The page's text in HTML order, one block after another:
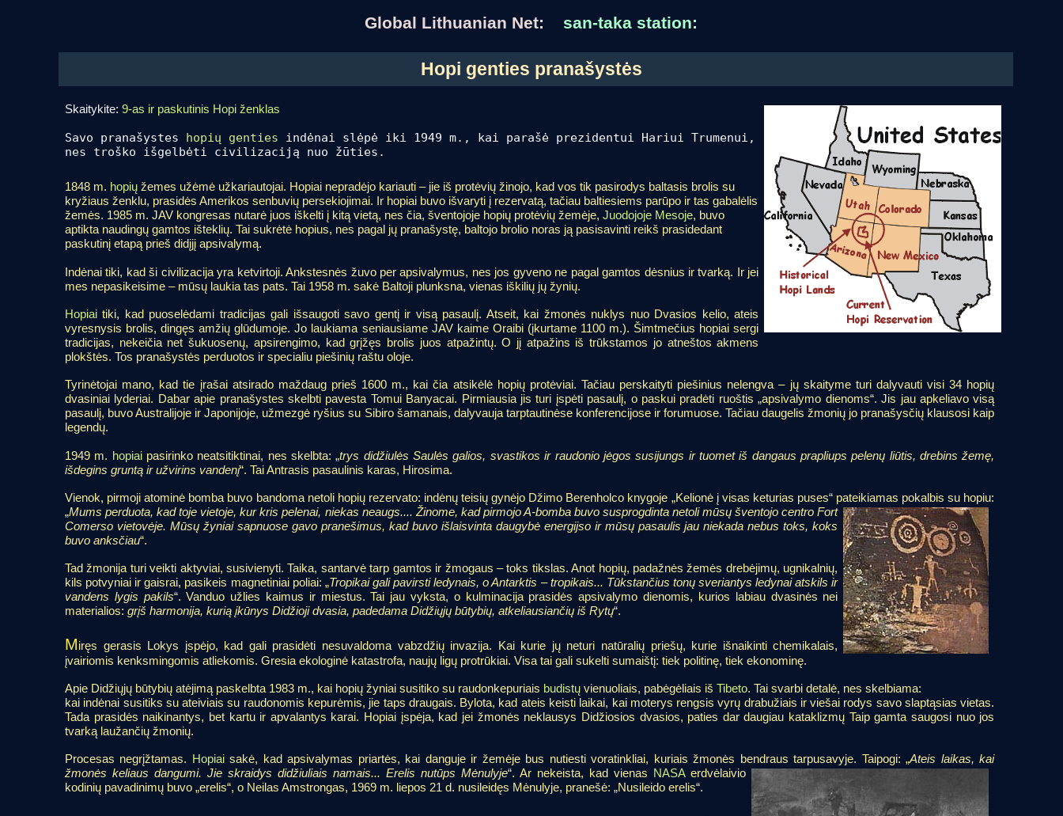
Global Lithuanian Net: san-taka station:
Hopi genties pranašystės
Skaitykite: 9-as ir paskutinis Hopi ženklas
Savo pranašystes hopių genties indėnai slėpė iki 1949 m., kai parašė prezidentui Hariui Trumenui,
nes troško išgelbėti civilizaciją nuo žūties.
1848 m. hopių žemes užėmė užkariautojai. Hopiai nepradėjo kariauti – jie iš protėvių žinojo, kad vos tik pasirodys baltasis brolis su
kryžiaus ženklu, prasidės Amerikos senbuvių persekiojimai. Ir hopiai buvo išvaryti į rezervatą, tačiau baltiesiems parūpo ir tas gabalėlis
žemės. 1985 m. JAV kongresas nutarė juos iškelti į kitą vietą, nes čia, šventojoje hopių protėvių žemėje, Juodojoje Mesoje, buvo
aptikta naudingų gamtos išteklių. Tai sukrėtė hopius, nes pagal jų pranašystę, baltojo brolio noras ją pasisavinti reikš prasidedant
paskutinį etapą prieš didįjį apsivalymą.
Indėnai tiki, kad ši civilizacija yra ketvirtoji. Ankstesnės žuvo per apsivalymus, nes jos gyveno ne pagal gamtos dėsnius ir tvarką. Ir jei
mes nepasikeisime – mūsų laukia tas pats. Tai 1958 m. sakė Baltoji plunksna, vienas iškilių jų žynių.
Hopiai tiki, kad puoselėdami tradicijas gali išsaugoti savo gentį ir visą pasaulį. Atseit, kai žmonės nuklys nuo Dvasios kelio, ateis
vyresnysis brolis, dingęs amžių glūdumoje. Jo laukiama seniausiame JAV kaime Oraibi (įkurtame 1100 m.). Šimtmečius hopiai sergi
tradicijas, nekeičia net šukuosenų, apsirengimo, kad grįžęs brolis juos atpažintų. O jį atpažins iš trūkstamos jo atneštos akmens
plokštės. Tos pranašystės perduotos ir specialiu piešinių raštu oloje.
Tyrinėtojai mano, kad tie įrašai atsirado maždaug prieš 1600 m., kai čia atsikėlė hopių protėviai. Tačiau perskaityti piešinius nelengva – jų skaityme turi dalyvauti visi 34 hopių
dvasiniai lyderiai. Dabar apie pranašystes skelbti pavesta Tomui Banyacai. Pirmiausia jis turi įspėti pasaulį, o paskui pradėti ruoštis „apsivalymo dienoms“. Jis jau apkeliavo visą
pasaulį, buvo Australijoje ir Japonijoje, užmezgė ryšius su Sibiro šamanais, dalyvauja tarptautinėse konferencijose ir forumuose. Tačiau daugelis žmonių jo pranašysčių klausosi kaip
legendų.
1949 m. hopiaipasirinko neatsitiktinai, nes skelbta: „trys didžiulės Saulės galios, svastikos ir raudonio jėgos susijungs ir tuomet iš dangaus prapliups pelenų liūtis, drebins žemę,
išdegins gruntą ir užvirins vandenį“. Tai Antrasis pasaulinis karas, Hirosima.
Vienok, pirmoji atominė bomba buvo bandoma netoli hopių rezervato: indėnų teisių gynėjo Džimo Berenholco knygoje „Kelionė į visas keturias puses“ pateikiamas pokalbis su hopiu:
„Mums perduota, kad toje vietoje, kur kris pelenai, niekas neaugs.... Žinome, kadpirmojo A-bomba buvo susprogdinta netoli mūsų šventojo centro Fort
Comerso vietovėje. Mūsų žyniai sapnuose gavo pranešimus, kad buvo išlaisvinta daugybė energijso ir mūsų pasaulis jau niekada nebus toks, koks
buvo anksčiau“.
Tad žmonija turi veikti aktyviai, susivienyti. Taika, santarvė tarp gamtos ir žmogaus – toks tikslas. Anot hopių, padažnės žemės drebėjimų, ugnikalnių,
kils potvyniai ir gaisrai, pasikeis magnetiniai poliai: „Tropikai gali pavirsti ledynais, o Antarktis – tropikais... Tūkstančius tonų sveriantys ledynai atskils ir
vandens lygis pakils“. Vanduo užlies kaimus ir miestus. Tai jau vyksta, o kulminacija prasidės apsivalymo dienomis, kurios labiau dvasinės nei
materialios: grįš harmonija, kurią įkūnys Didžioji dvasia, padedama Didžiųjų būtybių, atkeliausiančių iš Rytų“.
Miręs gerasis Lokys įspėjo, kad gali prasidėti nesuvaldoma vabzdžių invazija. Kai kurie jų neturi natūralių priešų, kurie išnaikinti chemikalais,
įvairiomis kenksmingomis atliekomis. Gresia ekologinė katastrofa, naujų ligų protrūkiai. Visa tai gali sukelti sumaištį: tiek politinę, tiek ekonominę.
Apie Didžiųjų būtybių atėjimą paskelbta 1983 m., kai hopių žyniai susitiko su raudonkepuriais budistų vienuoliais, pabėgėliais iš Tibeto. Tai svarbi detalė, nes skelbiama:
kai indėnai susitiks su ateiviais su raudonomis kepurėmis, jie taps draugais. Bylota, kad ateis keisti laikai, kai moterys rengsis vyrų drabužiais ir viešai rodys savo slaptąsias vietas.
Tada prasidės naikinantys, bet kartu ir apvalantys karai. Hopiai įspėja, kad jei žmonės neklausys Didžiosios dvasios, paties dar daugiau kataklizmų Taip gamta saugosi nuo jos
tvarką laužančių žmonių.
Procesas negrįžtamas. Hopiaisakė, kad apsivalymas priartės, kai danguje ir žemėje bus nutiesti voratinkliai, kuriais žmonės bendraus tarpusavyje. Taipogi:„Ateis laikas, kai
žmonės keliaus dangumi. Jie skraidys didžiuliais namais... Erelis nutūps Mėnulyje“. Ar nekeista, kad vienas NASAerdvėlaivio
kodinių pavadinimų buvo „erelis“, o Neilas Amstrongas, 1969 m. liepos 21 d. nusileidęs Mėnulyje, pranešė: „Nusileido erelis“.